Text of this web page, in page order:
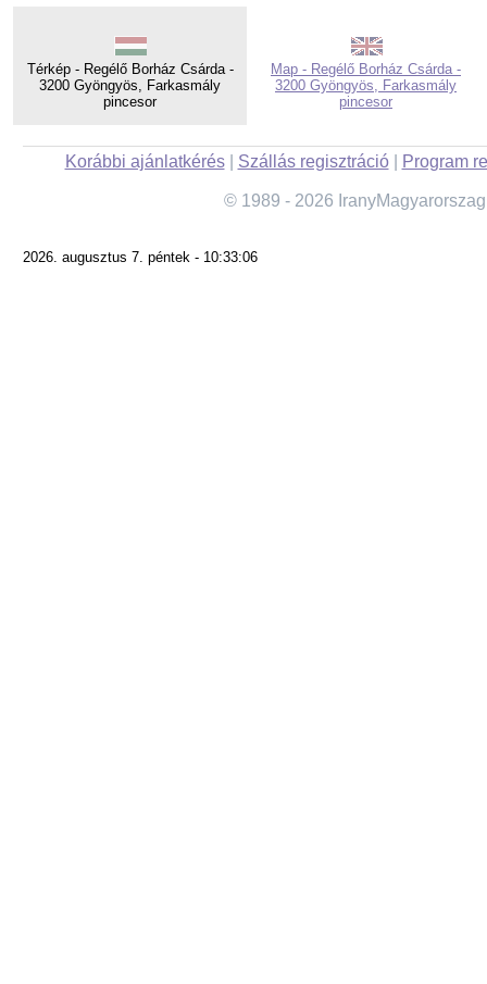
Térkép - Regélő Borház Csárda -
3200 Gyöngyös, Farkasmály
pincesor
Map - Regélő Borház Csárda -
3200 Gyöngyös, Farkasmály
pincesor
Korábbi ajánlatkérés| Szállás regisztráció| Program
© 1989 - 2026
2026. augusztus 7. péntek - 10:33:06